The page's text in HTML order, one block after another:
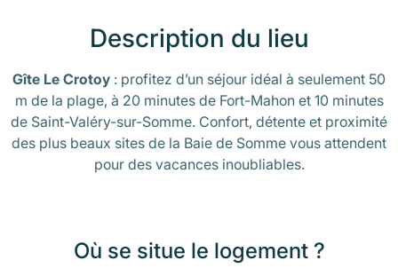
Description du lieu
Gîte Le Crotoy : profitez d’un séjour idéal à seulement 50
m de la plage, à 20 minutes de Fort-Mahon et 10 minutes
de Saint-Valéry-sur-Somme. Confort, détente et proximité
des plus beaux sites de la Baie de Somme vous attendent
pour des vacances inoubliables.
Où se situe le logement ?